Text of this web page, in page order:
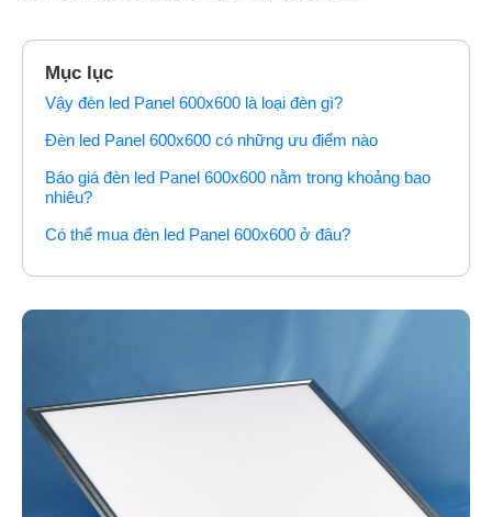
Mục lục
Vậy đèn led Panel 600x600 là loại đèn gì?
Đèn led Panel 600x600 có những ưu điểm nào
Báo giá đèn led Panel 600x600 nằm trong khoảng bao
nhiêu?
Có thể mua đèn led Panel 600x600 ở đâu?